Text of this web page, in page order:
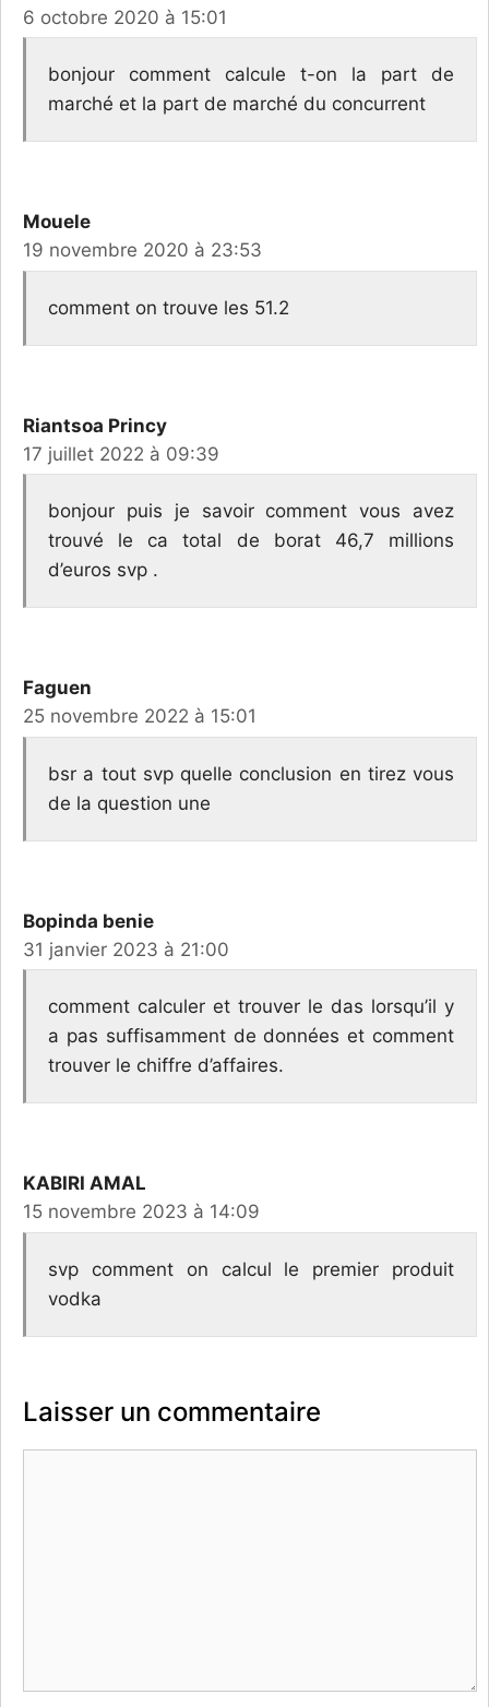
6 octobre 2020 à 15:01
bonjour comment calcule t-on la part de
marché et la part de marché du concurrent
Mouele
19 novembre 2020 à 23:53
comment on trouve les 51.2
Riantsoa Princy
17 juillet 2022 à 09:39
bonjour puis je savoir comment vous avez
trouvé le ca total de borat 46,7 millions
d’euros svp .
Faguen
25 novembre 2022 à 15:01
bsr a tout svp quelle conclusion en tirez vous
de la question une
Bopinda benie
31 janvier 2023 à 21:00
comment calculer et trouver le das lorsqu’il y
a pas suffisamment de données et comment
trouver le chiffre d’affaires.
KABIRI AMAL
15 novembre 2023 à 14:09
svp comment on calcul le premier produit
vodka
Laisser un commentaire